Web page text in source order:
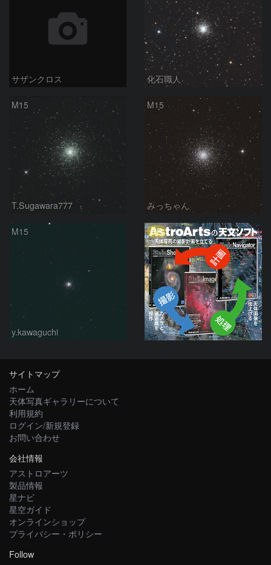
サザンクロス 化石職人
M15
T.Sugawara777
M15
みっちゃん
M15
y.kawaguchi
PR
サイトマップ
ホーム
天体写真ギャラリーについて
利用規約
ログイン/新規登録
お問い合わせ
会社情報
アストロアーツ
製品情報
星ナビ
星空ガイド
オンラインショップ
プライバシー・ポリシー
Follow